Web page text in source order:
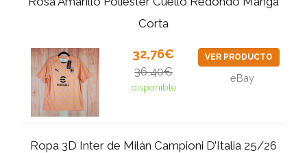
Corta
32,76€
36,40€
disponible
VER PRODUCTO
eBay
Ropa 3D Inter de Milán Campioni D’Italia 25/26